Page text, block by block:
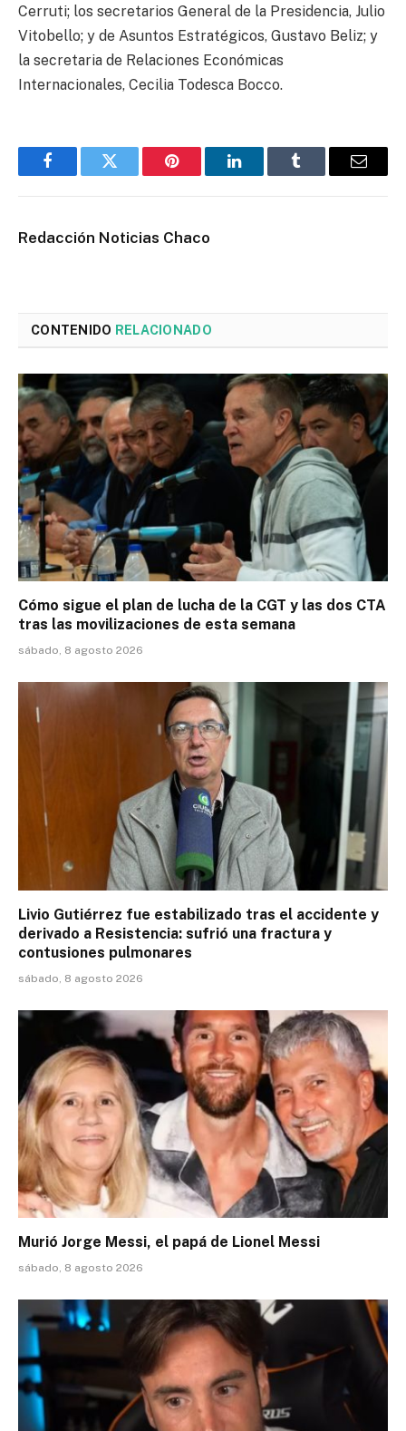
Cerruti; los secretarios General de la Presidencia, Julio
Vitobello; y de Asuntos Estratégicos, Gustavo Beliz; y
la secretaria de Relaciones Económicas
Internacionales, Cecilia Todesca Bocco.
FacebookTwitter Pinterest LinkedInTumblr Email
Redacción Noticias Chaco
CONTENIDO RELACIONADO
Cómo sigue el plan de lucha de la CGT y las dos CTA
tras las movilizaciones de esta semana
sábado, 8 agosto 2026
Livio Gutiérrez fue estabilizado tras el accidente y
derivado a Resistencia: sufrió una fractura y
contusiones pulmonares
sábado, 8 agosto 2026
Murió Jorge Messi, el papá de Lionel Messi
sábado, 8 agosto 2026